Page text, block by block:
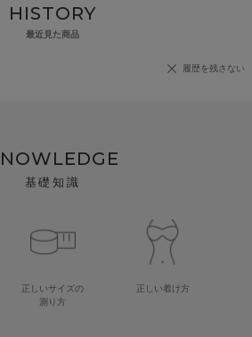
HISTORY
最近見た商品
履歴を残さない
基礎知識
正しいサイズの
測り方
正しい着け方